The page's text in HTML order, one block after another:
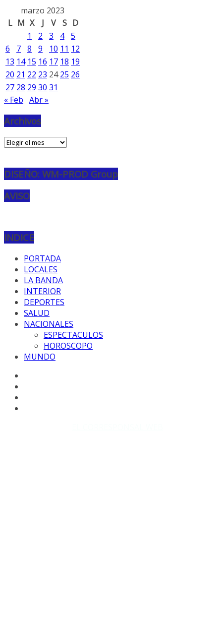
marzo 2023
L M X J V S D
1
2 3 4 5
6
7 8 9 10 11 12
13 14 15 16 17 18 19
20 21 22 23 24 25 26
27 28 29 30 31
« Feb Abr »
Archivos
Archivos
DISEÑO: WM-PROD Group
AVISO
INDICE
PORTADA
LOCALES
LA BANDA
INTERIOR
DEPORTES
SALUD
NACIONALES
ESPECTACULOS
HOROSCOPO
MUNDO